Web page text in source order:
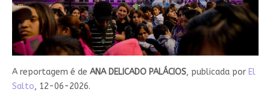
A reportagem é de ANA DELICADO PALÁCIOS, publicada por El
Salto, 12-06-2026.